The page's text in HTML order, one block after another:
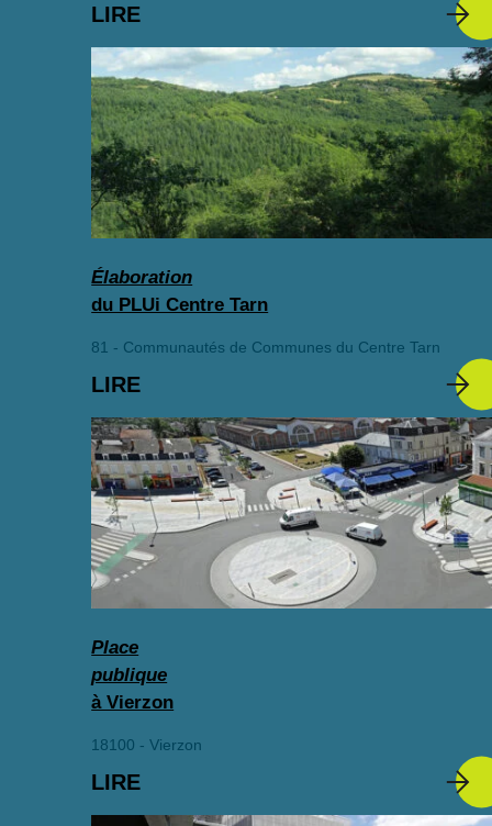
LIRE
Élaboration
du PLUi Centre Tarn
81 - Communautés de Communes du Centre Tarn
LIRE
Place
publique
à Vierzon
18100 - Vierzon
LIRE